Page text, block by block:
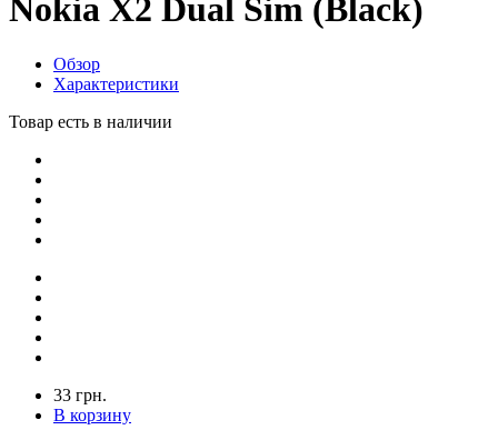
Nokia X2 Dual Sim (Black)
Обзор
Характеристики
Товар есть в наличии
33 грн.
В корзину